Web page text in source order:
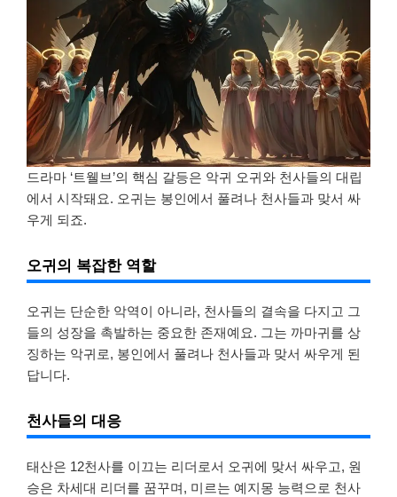
드라마 ‘트웰브’의 핵심 갈등은 악귀 오귀와 천사들의 대립
에서 시작돼요. 오귀는 봉인에서 풀려나 천사들과 맞서 싸
우게 되죠.
오귀의 복잡한 역할
오귀는 단순한 악역이 아니라, 천사들의 결속을 다지고 그
들의 성장을 촉발하는 중요한 존재예요. 그는 까마귀를 상
징하는 악귀로, 봉인에서 풀려나 천사들과 맞서 싸우게 된
답니다.
천사들의 대응
태산은 12천사를 이끄는 리더로서 오귀에 맞서 싸우고, 원
승은 차세대 리더를 꿈꾸며, 미르는 예지몽 능력으로 천사